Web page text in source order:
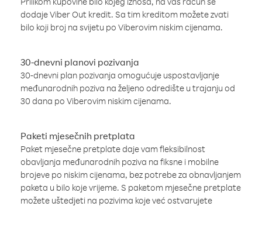
dodaje Viber Out kredit. Sa tim kreditom možete zvati
bilo koji broj na svijetu po Viberovim niskim cijenama.
30-dnevni planovi pozivanja
30-dnevni plan pozivanja omogućuje uspostavljanje
međunarodnih poziva na željeno odredište u trajanju od
30 dana po Viberovim niskim cijenama.
Paketi mjesečnih pretplata
Paket mjesečne pretplate daje vam fleksibilnost
obavljanja međunarodnih poziva na fiksne i mobilne
brojeve po niskim cijenama, bez potrebe za obnavljanjem
paketa u bilo koje vrijeme. S paketom mjesečne pretplate
možete uštedjeti na pozivima koje već ostvarujete